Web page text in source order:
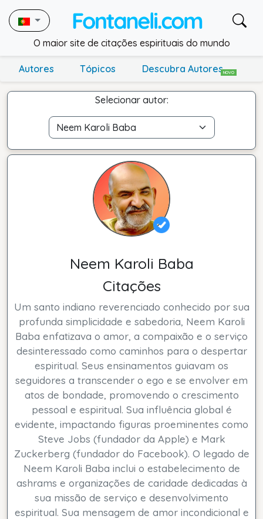
O maior site de citações espirituais do mundo
Autores Tópicos Descubra AutoresNOVO
Selecionar autor:
Neem Karoli Baba
Citações
Um santo indiano reverenciado conhecido por sua
profunda simplicidade e sabedoria, Neem Karoli
Baba enfatizava o amor, a compaixão e o serviço
desinteressado como caminhos para o despertar
espiritual. Seus ensinamentos guiavam os
seguidores a transcender o ego e se envolver em
atos de bondade, promovendo o crescimento
pessoal e espiritual. Sua influência global é
evidente, impactando figuras proeminentes como
Steve Jobs (fundador da Apple) e Mark
Zuckerberg (fundador do Facebook). O legado de
Neem Karoli Baba inclui o estabelecimento de
ashrams e organizações de caridade dedicadas à
sua missão de serviço e desenvolvimento
espiritual. Sua mensagem de amor incondicional e